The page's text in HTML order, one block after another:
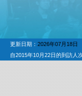
更新日期： 2026年07月18日
自2015年10月22日的到訪人